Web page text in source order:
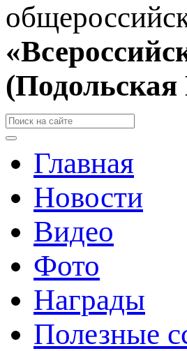
Главная
Новости
Видео
Фото
Награды
Полезные